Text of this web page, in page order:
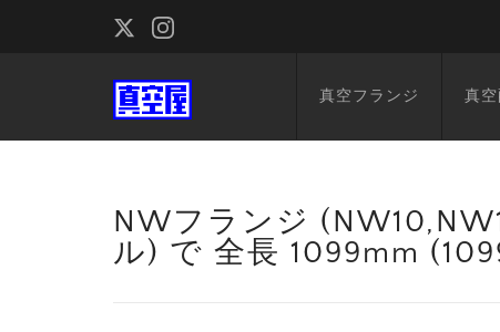
真空フランジ 真空
NWフランジ
ル) で 全長 1099mm